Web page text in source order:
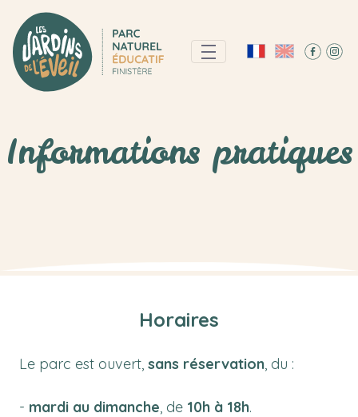
Informations pratiques
Horaires
Le parc est ouvert, sans réservation, du :
- mardi au dimanche, de 10h à 18h.